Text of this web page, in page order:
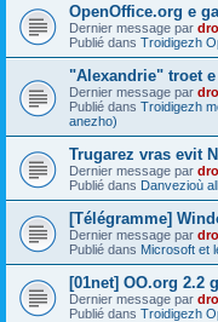
OpenOffice.org e
Dernier message par
Publié dans Troidigezh
"Alexandrie" troet
Dernier message par
Publié dans Troidigezh
anezho)
Trugarez vras evit
Dernier message par
Publié dans Danvezioù
[Télégramme]
Dernier message par
Publié dans Microsoft et
[01net] OO.org 2.2
Dernier message par
Publié dans Troidigezh